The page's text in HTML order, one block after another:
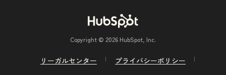
Copyright © 2026 HubSpot, Inc.
リーガルセンター
プライバシーポリシー